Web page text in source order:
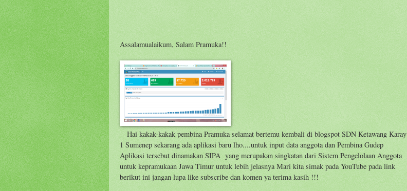
Assalamualaikum, Salam Pramuka!!
Hai kakak-kakak pembina Pramuka selamat bertemu kembali di blogspot SDN Ketawang Karay
1 Sumenep sekarang ada aplikasi baru lho....untuk input data anggota dan Pembina Gudep
Aplikasi tersebut dinamakan SIPA yang merupakan singkatan dari Sistem Pengelolaan Anggota
untuk kepramukaan Jawa Timur untuk lebih jelasnya Mari kita simak pada YouTube pada link
berikut ini jangan lupa like subscribe dan komen ya terima kasih !!!